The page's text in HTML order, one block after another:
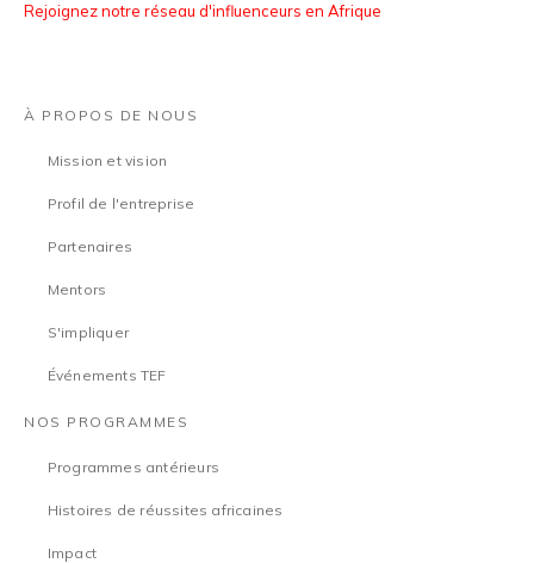
Rejoignez notre réseau d'influenceurs en Afrique
À PROPOS DE NOUS
Mission et vision
Profil de l'entreprise
Partenaires
Mentors
S'impliquer
Événements TEF
NOS PROGRAMMES
Programmes antérieurs
Histoires de réussites africaines
Impact